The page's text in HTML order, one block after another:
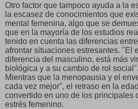
Otro factor que tampoco ayuda a la
la escasez de conocimientos que
mental femenina, algo que se
que en la mayoría de los estudios
tenido en cuenta las diferencias
afrontar situaciones estresantes. "El
diferencia del masculino, está más
biológica y a su cambio de rol
Mientras que la menopausia y el
cada vez mejor", el retraso en la
convertido en uno de los principales
estrés femenino.